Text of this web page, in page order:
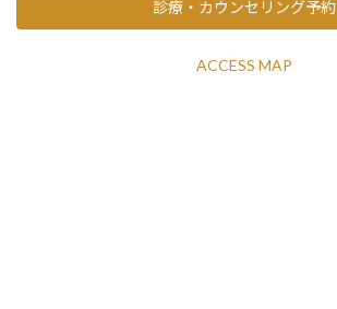
診療・カウンセリング予約
ACCESS MAP